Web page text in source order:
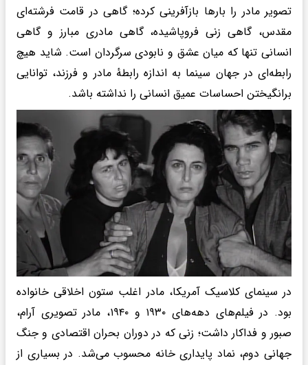
تصویر مادر را بارها بازآفرینی کرده؛ گاهی در قامت فرشته‌ای
مقدس، گاهی زنی فروپاشیده، گاهی مادری مبارز و گاهی
انسانی تنها که میان عشق و نابودی سرگردان است. شاید هیچ
رابطه‌ای در جهان سینما به اندازه رابطهٔ مادر و فرزند، توانایی
برانگیختن احساسات عمیق انسانی را نداشته باشد.
در سینمای کلاسیک آمریکا، مادر اغلب ستون اخلاقی خانواده
بود. در فیلم‌های دهه‌های ۱۹۳۰ و ۱۹۴۰، مادر تصویری آرام،
صبور و فداکار داشت؛ زنی که در دوران بحران اقتصادی و جنگ
جهانی دوم، نماد پایداری خانه محسوب می‌شد. در بسیاری از